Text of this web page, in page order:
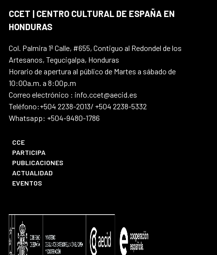
CCET | CENTRO CULTURAL DE ESPAÑA EN
HONDURAS
Col. Palmira 1ª Calle, #655, Contiguo al Redondel de los
Artesanos, Tegucigalpa, Honduras
Horario de apertura al público de Martes a sábado de
10:00a.m. a 8:00p.m
Correo electrónico : info.ccet@aecid.es
Teléfono:+504 2238-2013/ +504 2238-5332
Whatsapp: +504-9480-1786
CCE
PARTICIPA
PUBLICACIONES
ACTUALIDAD
EVENTOS